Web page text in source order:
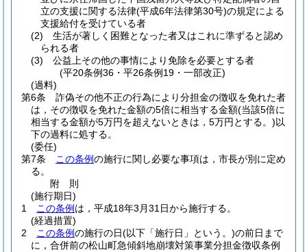
立の支援に関する法律(平成6年法律第30号)の規定による
支援給付を受けている者
(2)
生活が著しく困難となった者又はこれに準ずると認め
られる者
(3)
公益上その他の事情により免除を必要とする者
(平20条例36・平26条例19・一部改正)
(過料)
第6条
詐偽その他不正の行為により分担金の徴収を免れた者
は，その徴収を免れた金額の5倍に相当する金額(当該5倍に
相当する金額が5万円を超えないときは，5万円とする。)以
下の過料に処する。
(委任)
第7条
この条例の施行に関し必要な事項は，市長が別に定め
る。
附 則
(施行期日)
1
この条例 は，平成18年3月31日から施行する。
(経過措置)
2
この条例の施行の日(以下「施行日」という。)の前日まで
に，合併前の松山町急傾斜地崩壊対策事業分担金徴収条例